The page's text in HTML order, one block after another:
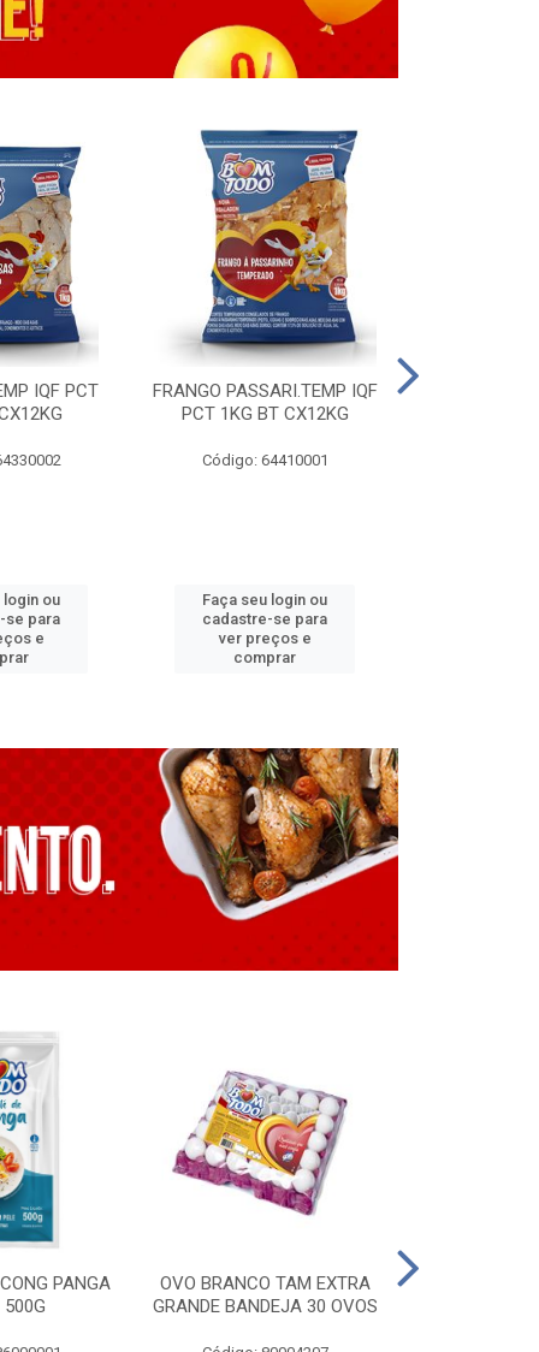
IQF PCT
login ou
se para
e
FRANGO PASSARI.TEMP IQF
PCT 1KG BT CX12KG
Código: 64410001
Faça seu login ou
cadastre-se para
ver preços e
comprar
PANGA
OVO BRANCO TAM EXTRA
GRANDE BANDEJA 30 OVOS